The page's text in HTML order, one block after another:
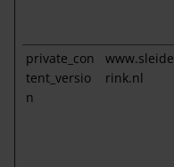
private_con
tent_versio
n
www.sleide
rink.nl